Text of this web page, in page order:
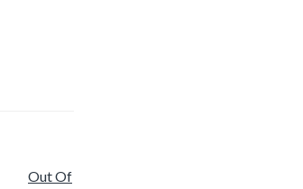
Out Of